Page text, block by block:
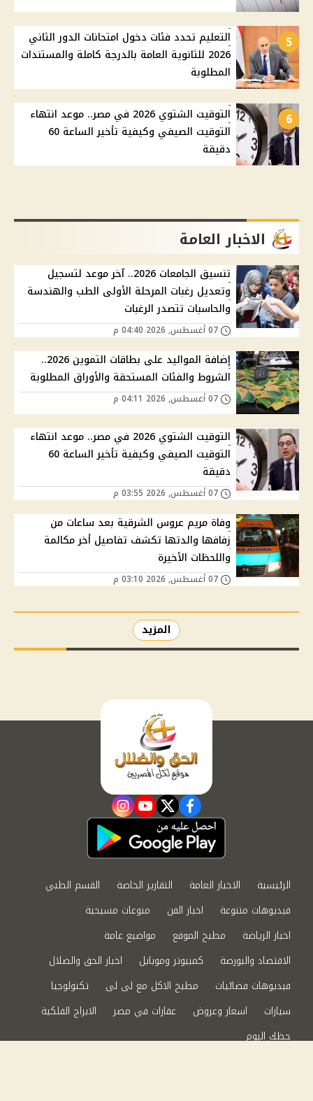
5
التعليم تحدد فئات دخول امتحانات الدور الثاني
2026 للثانوية العامة بالدرجة كاملة والمستندات
المطلوبة
6
التوقيت الشتوي 2026 في مصر.. موعد انتهاء
التوقيت الصيفي وكيفية تأخير الساعة 60
دقيقة
الاخبار العامة
تنسيق الجامعات 2026.. آخر موعد لتسجيل
وتعديل رغبات المرحلة الأولى الطب والهندسة
والحاسبات تتصدر الرغبات
إضافة المواليد على بطاقات التموين 2026..
الشروط والفئات المستحقة والأوراق المطلوبة
التوقيت الشتوي 2026 في مصر.. موعد انتهاء
التوقيت الصيفي وكيفية تأخير الساعة 60
دقيقة
وفاة مريم عروس الشرقية بعد ساعات من
زفافها والدتها تكشف تفاصيل أخر مكالمة
واللحظات الأخيرة
المزيد
facebook
twitter
youtube
instagram
الرئيسية الاخبار العامة التقارير الخاصة
القسم الطبي
فيديوهات متنوعة
اخبار الفن
منوعات مسيحية
اخبار الرياضة
مطبخ الموقع
مواضيع عامة
الاقتصاد والبورصة
كمبيوتر وموبايل
اخبار الحق والضلال
فيديوهات فضائيات
مطبخ الاكل مع لى لى
تكنولوجيا
سيارات
اسعار وعروض عقارات في مصر
الابراج الفلكية
حظك اليوم